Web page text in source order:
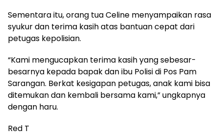
Sementara itu, orang tua Celine menyampaikan rasa
syukur dan terima kasih atas bantuan cepat dari
petugas kepolisian.
“Kami mengucapkan terima kasih yang sebesar-
besarnya kepada bapak dan ibu Polisi di Pos Pam
Sarangan. Berkat kesigapan petugas, anak kami bisa
ditemukan dan kembali bersama kami,” ungkapnya
dengan haru.
Red T